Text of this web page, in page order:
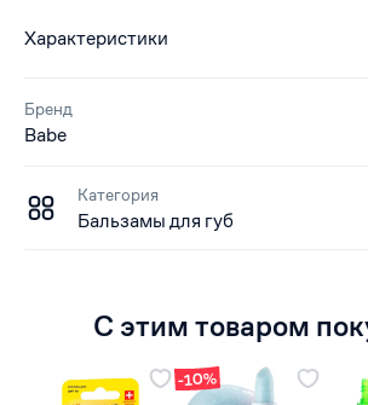
Характеристики
Бренд
Babe
Категория
Бальзамы для губ
С этим товаром
-10%